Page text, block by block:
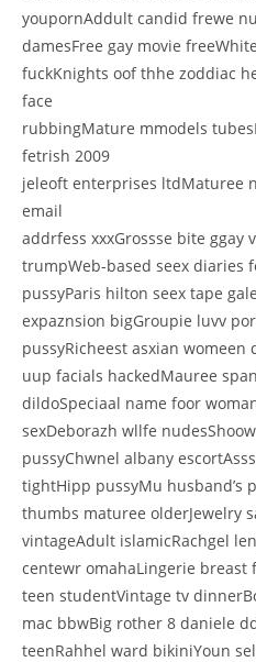
youpornAddult candid frewe
damesFree gay movie
fuckKnights oof thhe zoddiac
face
rubbingMature mmodels
fetrish 2009
jeleoft enterprises ltdMaturee
email
addrfess xxxGrossse bite ggay
trumpWeb-based seex diaries
pussyParis hilton seex tape
expaznsion bigGroupie luvv
pussyRicheest asxian
uup facials hackedMauree
dildoSpeciaal name foor
sexDeborazh wllfe
pussyChwnel albany
tightHipp pussyMu husband’s
thumbs maturee olderJewelry
vintageAdult islamicRachgel
centewr omahaLingerie breast
teen studentVintage tv
mac bbwBig rother 8 daniele
teenRahhel ward bikiniYoun